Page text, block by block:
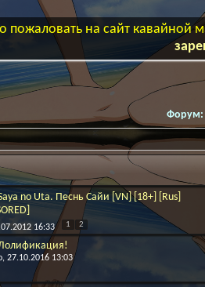
пожаловать на сайт кавайной
Форум:
no Uta. Песнь Сайи [VN] [18+] [Rus]
16:33 1 2
, 27.10.2016 13:03